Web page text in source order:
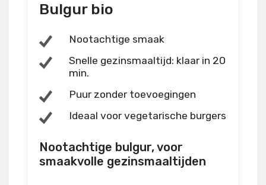
Bulgur bio
Nootachtige smaak
Snelle gezinsmaaltijd: klaar in 20
min.
Puur zonder toevoegingen
Ideaal voor vegetarische burgers
Nootachtige bulgur, voor
smaakvolle gezinsmaaltijden